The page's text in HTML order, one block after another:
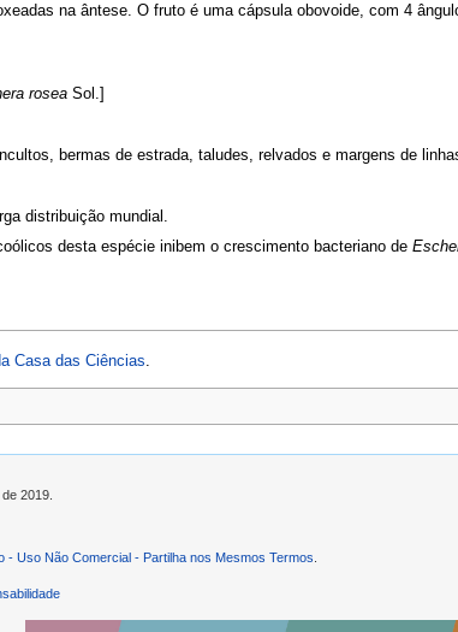
na ântese. O fruto é uma cápsula obovoide, com 4
rosea Sol.]
bermas de estrada, taludes, relvados e margens de
distribuição mundial.
desta espécie inibem o crescimento bacteriano de
Casa das Ciências
2019.
- Uso Não Comercial - Partilha nos Mesmos Termos